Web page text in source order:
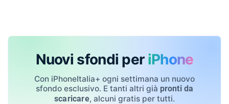
Nuovi sfondi per iPhone
Con iPhoneItalia+ ogni settimana un nuovo
sfondo esclusivo. E tanti altri già pronti da
scaricare, alcuni gratis per tutti.